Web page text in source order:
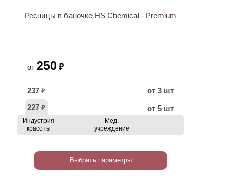
Ресницы в баночке HS Chemical - Premium
от 250 ₽
237 ₽
от 3 шт
227 ₽ от 5 шт
Индустрия
красоты
Мед.
учреждение
Выбрать параметры